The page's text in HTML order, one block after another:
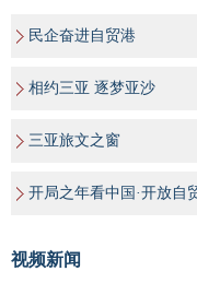
民企奋进自贸港
相约三亚 逐梦亚沙
三亚旅文之窗
开局之年看中国·开放自
视频新闻